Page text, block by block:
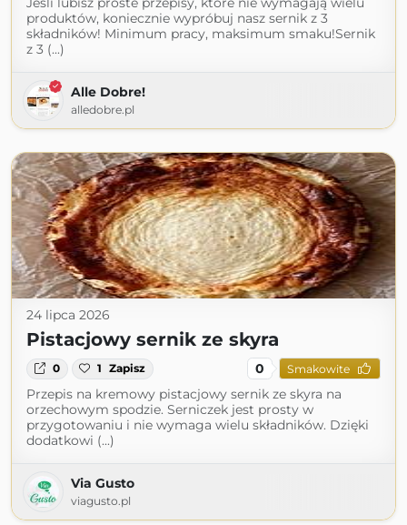
produktów, koniecznie wypróbuj nasz sernik z 3
składników! Minimum pracy, maksimum smaku!Sernik
z 3 (...)
Alle Dobre!
alledobre.pl
24 lipca 2026
Pistacjowy sernik ze skyra
0 1 Zapisz 0 Smakowite
Przepis na kremowy pistacjowy sernik ze skyra na
orzechowym spodzie. Serniczek jest prosty w
przygotowaniu i nie wymaga wielu składników. Dzięki
dodatkowi (...)
Via Gusto
viagusto.pl